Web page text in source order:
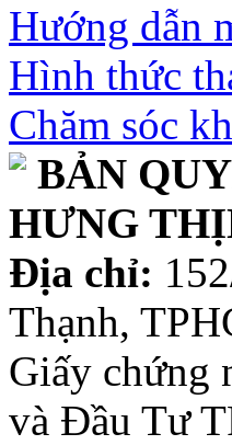
Hướng dẫn
Hình thức
Chăm sóc
BẢN
HƯNG
Địa chỉ:
Thạnh,
Giấy chứng
và Đầu Tư